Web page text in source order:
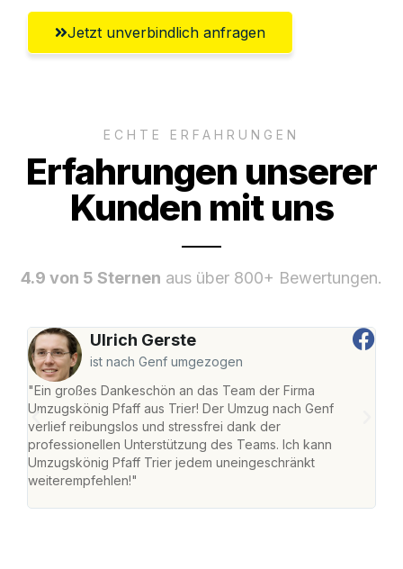
Jetzt unverbindlich anfragen
ECHTE ERFAHRUNGEN
Erfahrungen unserer
Kunden mit uns
4.9 von 5 Sternen aus über 800+ Bewertungen.
Ulrich Gerste
ist nach Genf umgezogen
"Ein großes Dankeschön an das Team der Firma
Umzugskönig Pfaff aus Trier! Der Umzug nach Genf
verlief reibungslos und stressfrei dank der
professionellen Unterstützung des Teams. Ich kann
Umzugskönig Pfaff Trier jedem uneingeschränkt
weiterempfehlen!"